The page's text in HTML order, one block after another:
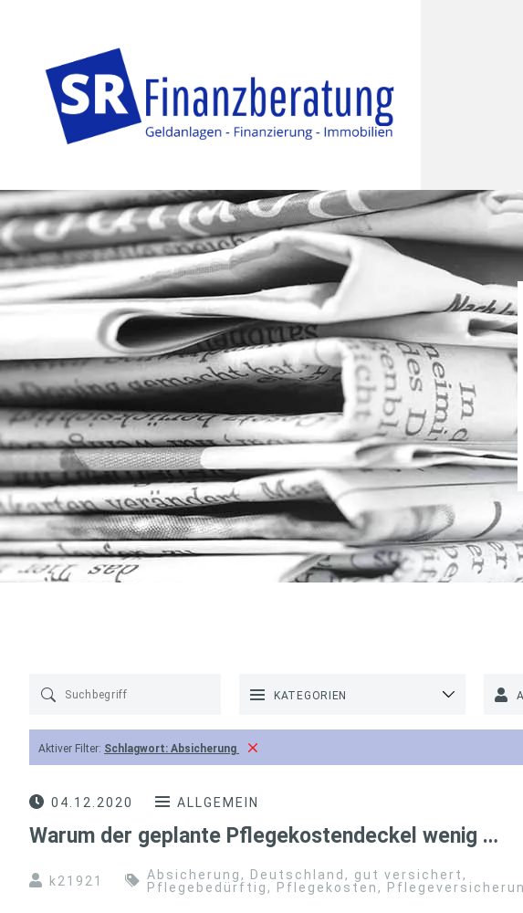
KATEGORIEN
Aktiver Filter: Schlagwort: Absicherung
04.12.2020 ALLGEMEIN
Warum der geplante Pflegekostendeckel wenig …
k21921 Absicherung , Deutschland , gut versichert ,
Pflegebedürftig , Pflegekosten ,